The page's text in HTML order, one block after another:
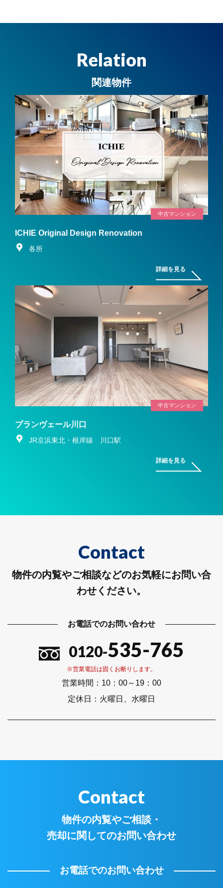
Relation
関連物件
中古マンション
ICHIE Original Design Renovation
各所
詳細を見る
中古マンション
プランヴェール川口
JR京浜東北・根岸線 川口駅
詳細を見る
Contact
物件の内覧やご相談などのお気軽にお問い合
わせください。
お電話でのお問い合わせ
0120-535-765
※営業電話は固くお断りします。
営業時間： 10：00～19：00
定休日： 火曜日、水曜日
Contact
物件の内覧やご相談・
売却に関してのお問い合わせ
お電話でのお問い合わせ